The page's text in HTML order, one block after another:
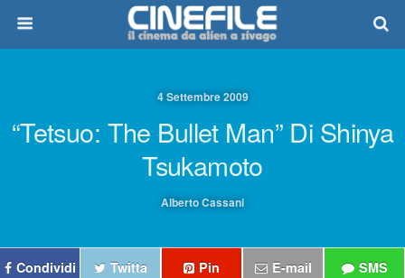
4 Settembre 2009
“Tetsuo: The Bullet Man” Di Shinya
Tsukamoto
Alberto Cassani
Condividi Twitta Pin E-mail SMS